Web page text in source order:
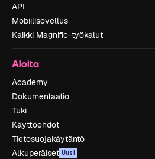
API
Mobiilisovellus
Kaikki Magnific-työkalut
Aloita
Academy
Dokumentaatio
Tuki
Käyttöehdot
Tietosuojakäytäntö
Alkuperäiset Uusi